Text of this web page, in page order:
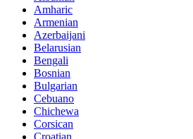
Amharic
Armenian
Azerbaijani
Belarusian
Bengali
Bosnian
Bulgarian
Cebuano
Chichewa
Corsican
Croatian